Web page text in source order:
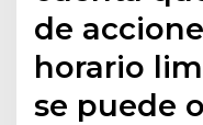
de
horario
se puede